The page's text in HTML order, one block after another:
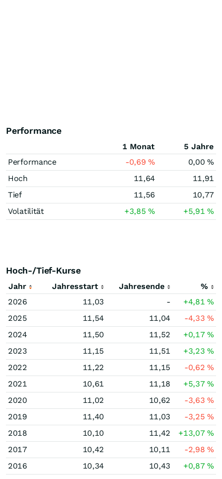
Performance
1 Monat
5 Jahre
Performance
-0,69% 0,00%
Hoch
11,64
11,91
Tief
11,56
10,77
Volatilität
+3,85% +5,91%
Hoch-/Tief-Kurse
Jahr Jahresstart Jahresende
%
2026
11,03 - +4,81%
2025
11,54 11,04 -4,33%
2024
11,50 11,52 +0,17%
2023
11,15 11,51 +3,23%
2022
11,22 11,15 -0,62%
2021
10,61 11,18 +5,37%
2020
11,02 10,62 -3,63%
2019
11,40 11,03 -3,25%
2018
10,10 11,42 +13,07%
2017
10,42 10,11 -2,98%
2016
10,34 10,43 +0,87%